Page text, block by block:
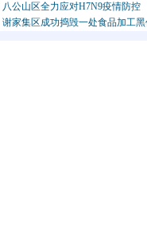
八公山区全力应对H7N9疫情防控
谢家集区成功捣毁一处食品加工